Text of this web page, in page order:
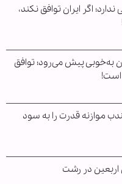
اگر ایران توافق نکند،
به‌خوبی پیش می‌رود؛ توافق
است!
موازنه قدرت را به سود
اربعین در رشت